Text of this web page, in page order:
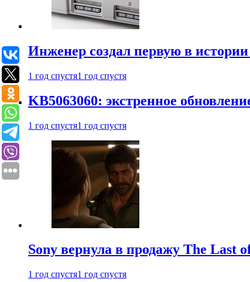
Инженер создал первую в
1 год спустя1 год спустя
KB5063060: экстренное
1 год спустя1 год спустя
Sony вернула в продажу The Last
1 год спустя1 год спустя